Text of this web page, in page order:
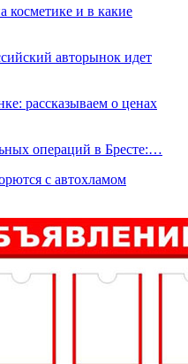
косметике и в какие
авторынок идет
рассказываем о ценах
операций в Бресте:…
с автохламом